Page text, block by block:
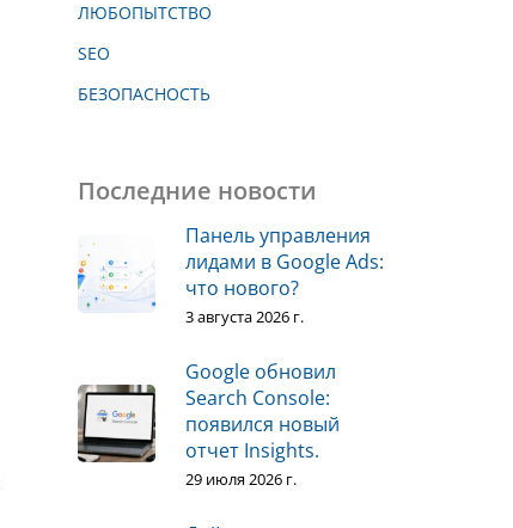
ЛЮБОПЫТСТВО
SEO
БЕЗОПАСНОСТЬ
Последние новости
Панель управления
лидами в Google Ads:
что нового?
3 августа 2026 г.
Google обновил
Search Console:
появился новый
отчет Insights.
29 июля 2026 г.